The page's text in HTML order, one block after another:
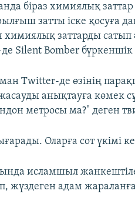
біраз химиялық заттар
затты іске қосуға
заттарды сатып
Silent Bomber
Twitter-де өзінің
анықтауға көмек
метросы ма?" деген
Оларға сот үкімі
исламшыл
жүздеген адам